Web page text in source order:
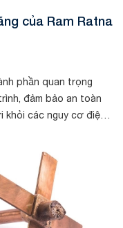
của Ram Ratna
phần quan trọng
đảm bảo an toàn
khỏi các nguy cơ điện